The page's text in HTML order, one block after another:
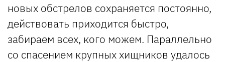
новых обстрелов сохраняется постоянно,
действовать приходится быстро,
забираем всех, кого можем. Параллельно
со спасением крупных хищников удалось